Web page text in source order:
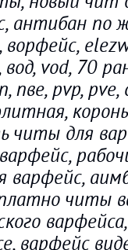
антибан по
вод, vod, 70
пве, pvp, pve,
читы для
варфейс,
читы
варфейс